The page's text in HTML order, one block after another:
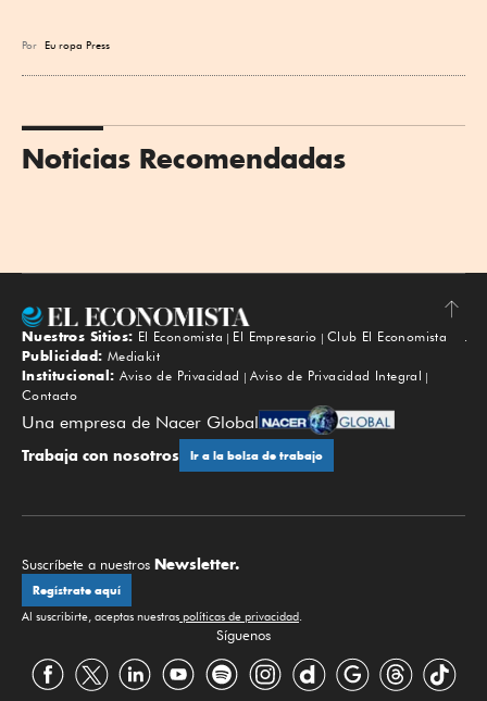
Por Eu ropa Press
Noticias Recomendadas
Subir
Nuestros Sitios: El Economista El Empresario
Club El Economista
Publicidad: Mediakit
Institucional: Aviso de Privacidad
Aviso de Privacidad Integral
Contacto
Una empresa de Nacer Global
Trabaja con nosotros Ir a la bolsa de trabajo
Suscríbete a nuestros Newsletter.
Regístrate aquí
Al suscribirte, aceptas nuestras políticas de privacidad.
Síguenos